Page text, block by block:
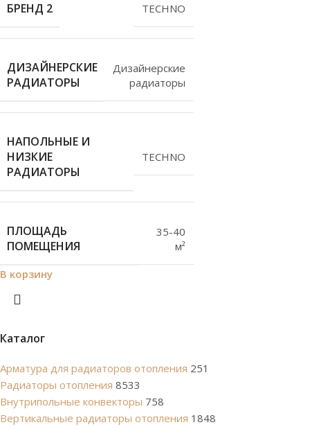
Каталог
Арматура для радиаторов отопления 251
Радиаторы отопления 8533
Внутрипольные конвекторы 758
Вертикальные радиаторы отопления 1848
БРЕНД 2 TECHNO
ДИЗАЙНЕРСКИЕ
РАДИАТОРЫ
Дизайнерские
радиаторы
НАПОЛЬНЫЕ И
НИЗКИЕ
РАДИАТОРЫ
TECHNO
ПЛОЩАДЬ
ПОМЕЩЕНИЯ
35-40
м²
В корзину